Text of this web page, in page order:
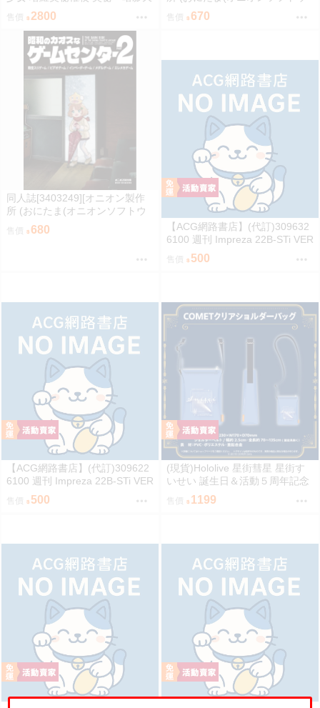
使 權杖 法杖 魔法棒 變身器 森亞
露露卡
售價 2800
ェア))]昭和のカオスなゲームセ
ンター (其他)
售價 670
同人誌[3403249][オニオン製作
所 (おにたま(オニオンソフトウ
ェア))]昭和のカオスなゲームセ
ンター PART 2 (其他)
售價 680
【ACG網路書店】(代訂)309632
6100 週刊 Impreza 22B-STi VER
SION をつくる (10)
售價 500
【ACG網路書店】(代訂)309622
6100 週刊 Impreza 22B-STi VER
SION をつくる (9)
售價 500
(現貨)Hololive 星街彗星 星街す
いせい 誕生日＆活動５周年記念
COMET透明側背包 單肩背包
售價 1199